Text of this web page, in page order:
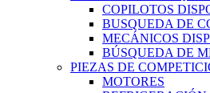
COPILOTOS
BUSQUEDA DE
MECÁNICOS
BÚSQUEDA DE
PIEZAS DE
MOTORES